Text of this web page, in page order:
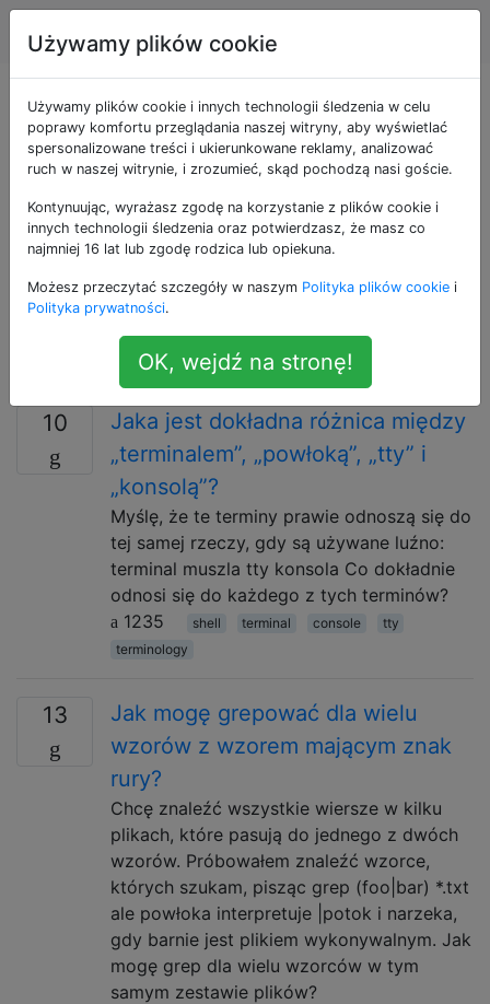
Unix & Linux
Pytania otagowane
jako shell
Powłoka jest interfejsem wiersza poleceń Uniksa.
Możesz pisać polecenia w powłoce interaktywnie lub
znacznika do pytań dotyczących / bin / sh i
najbardziej kompatybilnych powłok (ash, bash, ksh,
zsh,…). Skrypty powłoki z błędami sprawdź je w
http://shellcheck.net przed opublikowaniem tutaj.
10
Jaka jest dokładna różnica między
„terminalem”, „powłoką”, „tty” i
„konsolą”?
Myślę, że te terminy prawie odnoszą się do
tej samej rzeczy, gdy są używane luźno:
terminal muszla tty konsola Co dokładnie
odnosi się do każdego z tych terminów?
1235
shell terminal console
tty
terminology
13
Jak mogę grepować dla wielu
wzorów z wzorem mającym znak
rury?
Chcę znaleźć wszystkie wiersze w kilku
plikach, które pasują do jednego z dwóch
wzorów. Próbowałem znaleźć wzorce,
których szukam, pisząc grep (foo|bar) *.txt
ale powłoka interpretuje |potok i narzeka,
gdy barnie jest plikiem wykonywalnym. Jak
mogę grep dla wielu wzorców w tym
samym zestawie plików?
Używamy plików cookie
Używamy plików cookie i innych technologii śledzenia w celu
poprawy komfortu przeglądania naszej witryny, aby wyświetlać
spersonalizowane treści i ukierunkowane reklamy, analizować
ruch w naszej witrynie, i zrozumieć, skąd pochodzą nasi goście.
Kontynuując, wyrażasz zgodę na korzystanie z plików cookie i
innych technologii śledzenia oraz potwierdzasz, że masz co
najmniej 16 lat lub zgodę rodzica lub opiekuna.
Możesz przeczytać szczegóły w naszym Polityka plików cookie i
Polityka prywatności.
OK, wejdź na stronę!